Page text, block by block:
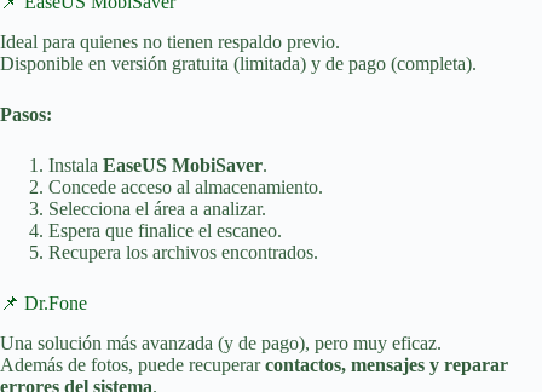
Ideal para quienes no tienen respaldo previo.
Disponible en versión gratuita (limitada) y de pago (completa).
Pasos:
Instala EaseUS MobiSaver.
Concede acceso al almacenamiento.
Selecciona el área a analizar.
Espera que finalice el escaneo.
Recupera los archivos encontrados.
📌 Dr.Fone
Una solución más avanzada (y de pago), pero muy eficaz.
Además de fotos, puede recuperarcontactos, mensajes y reparar
errores del sistema.